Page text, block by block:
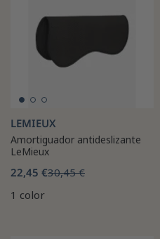
LEMIEUX
Amortiguador antideslizante
LeMieux
22,45 €30,45 €
1 color